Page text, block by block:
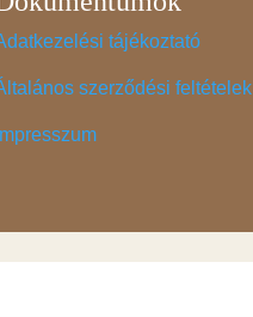
tájékoztató
szerződési feltételek
Impresszum